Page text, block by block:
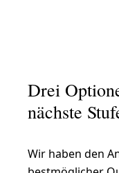
Drei
nächste
Wir haben den